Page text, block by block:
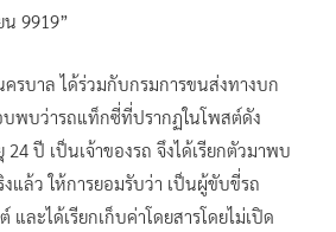
9919”
รบาล ได้ร่วมกับกรมการขนส่งทางบก
บพบว่ารถแท็กซี่ที่ปรากฏในโพสต์ดัง
ปี เป็นเจ้าของรถ จึงได้เรียกตัวมาพบ
แล้ว ให้การยอมรับว่า เป็นผู้ขับขี่รถ
ละได้เรียกเก็บค่าโดยสารโดยไม่เปิด